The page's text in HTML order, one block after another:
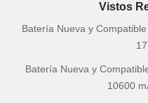
Vistos
Batería Nueva y
Batería Nueva y
10600